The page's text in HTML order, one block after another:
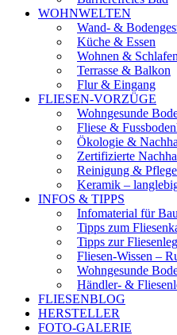
WOHNWELTEN
Wand- &
Küche & Essen
Wohnen & Schlafen
Terrasse & Balkon
Flur & Eingang
FLIESEN-VORZÜGE
Wohngesunde
Fliese &
Ökologie &
Zertifizierte
Reinigung & Pflege
Keramik –
INFOS & TIPPS
Infomaterial für
Tipps zum
Tipps zur
Fliesen-Wissen –
Wohngesunde
Händler- &
FLIESENBLOG
HERSTELLER
FOTO-GALERIE